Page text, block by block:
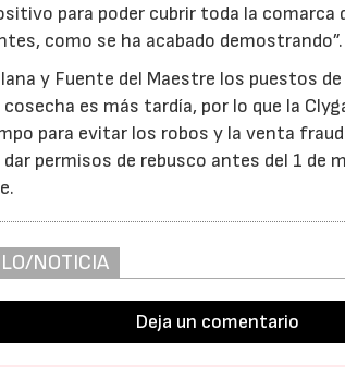
para poder cubrir toda la comarca
como se ha acabado demostrando”.
y Fuente del Maestre los puestos
es más tardía, por lo que la
para evitar los robos y la venta
permisos de rebusco antes del 1 de
NOTICIA
Deja un comentario